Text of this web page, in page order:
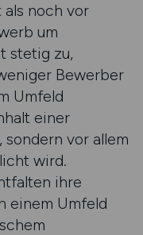
noch vor
um
stetig zu,
Bewerber
Umfeld
einer
vor allem
wird.
ihre
einem Umfeld